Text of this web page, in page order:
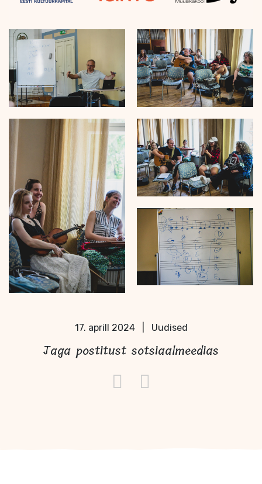
17. aprill 2024 Uudised
Jaga postitust sotsiaalmeedias